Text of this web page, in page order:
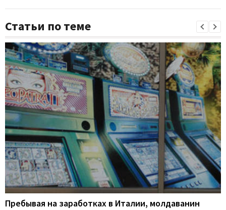
Статьи по теме
Пребывая на заработках в Италии, молдаванин